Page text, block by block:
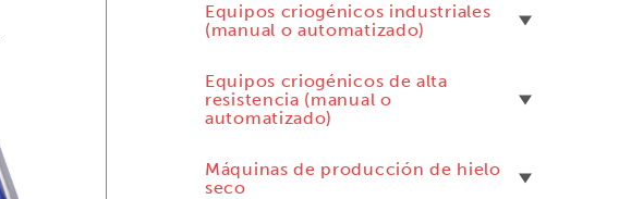
Equipos criogénicos industriales
(manual o automatizado)
Equipos criogénicos de alta
resistencia (manual o
automatizado)
Máquinas de producción de hielo
seco